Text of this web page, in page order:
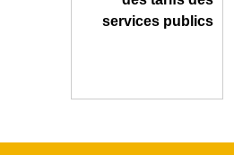
services publics